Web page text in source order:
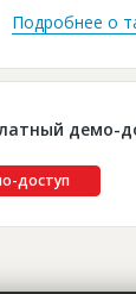
Подробнее о
демо-
доступ